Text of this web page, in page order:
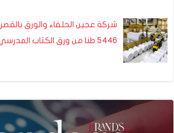
شركة عجين الحلفاء والورق
5446 طنا من ورق الكتاب المدرسي وتؤمّن كامل…